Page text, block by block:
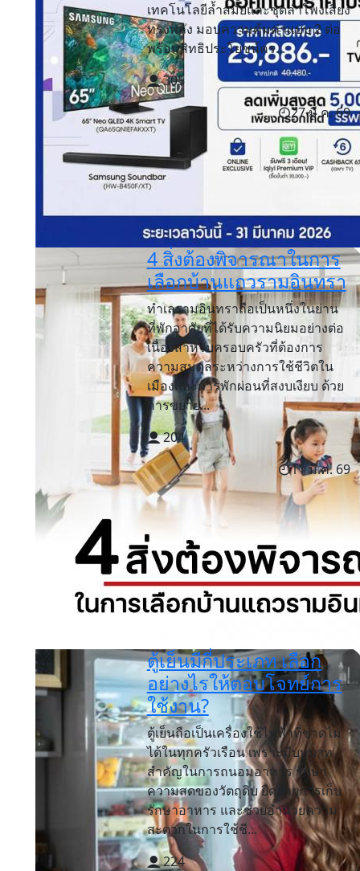
เทคโนโลยีล้ำสมัยและชุดลำโพงเสียง
ทรงพลัง มอบความคุ้มค่าแบบ 2 ต่อ
พร้อมสิทธิประโยชน์คร...
305
27 มี.ค. 69
4 สิ่งต้องพิจารณาในการ
เลือกบ้านแถวรามอินทรา
ทำเลรามอินทราถือเป็นหนึ่งในย่าน
ที่พักอาศัยที่ได้รับความนิยมอย่างต่อ
เนื่องสำหรับครอบครัวที่ต้องการ
ความสมดุลระหว่างการใช้ชีวิตใน
เมืองและการพักผ่อนที่สงบเงียบ ด้วย
การขยาย...
204
11 มี.ค. 69
ตู้เย็นมีกี่ประเภท เลือก
อย่างไรให้ตอบโจทย์การ
ใช้งาน?
ตู้เย็นถือเป็นเครื่องใช้ไฟฟ้าที่ขาดไม่
ได้ในทุกครัวเรือน เพราะมีบทบาท
สำคัญในการถนอมอาหาร รักษา
ความสดของวัตถุดิบ ยืดอายุการเก็บ
รักษาอาหาร และช่วยอำนวยความ
สะดวกในการใช้ชี...
224